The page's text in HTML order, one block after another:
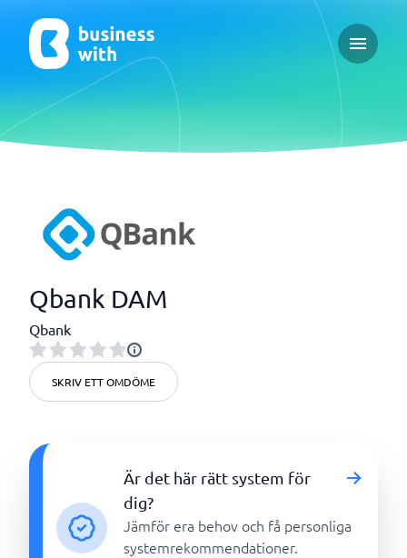
Open
Qbank DAM
Qbank
SKRIV ETT OMDÖME
Är det här rätt system för
dig?
Jämför era behov och få personliga
systemrekommendationer.